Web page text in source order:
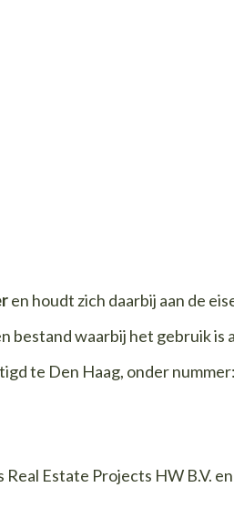
en houdt zich daarbij aan de
waarbij het gebruik is
te Den Haag, onder
Estate Projects HW B.V.